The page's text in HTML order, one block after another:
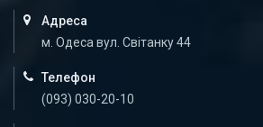
Адреса
м. Одеса вул. Світанку 44
Телефон
(093) 030-20-10